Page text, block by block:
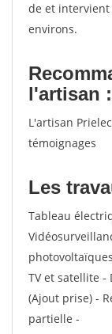
de et intervient
environs.
l'artisan
L'artisan
témoignages
Les
Tableau
TV et satellite -
(Ajout prise) -
partielle -